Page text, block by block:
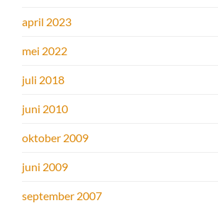
april 2023
mei 2022
juli 2018
juni 2010
oktober 2009
juni 2009
september 2007